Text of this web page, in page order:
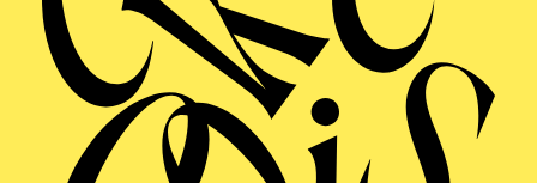
SEPTEMBER 2026
PHILHARMONIE ESSEN
Freitag